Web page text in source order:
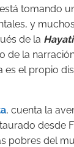
está tomando
y
de la Hayati
de la
es el propio
, cuenta la
desde
pobres del